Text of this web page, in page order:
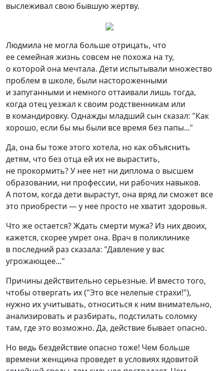
выслеживал свою бывшую жертву.
Людмила не могла больше отрицать, что
ее семейная жизнь совсем не похожа на ту,
о которой она мечтала. Дети испытывали множество
проблем в школе, были настороженными
и запуганными и немного оттаивали лишь тогда,
когда отец уезжал к своим родственникам или
в командировку. Однажды младший сын сказал: "Как
хорошо, если бы мы были все время без папы..."
Да, она бы тоже этого хотела, но как объяснить
детям, что без отца ей их не вырастить,
не прокормить? У нее нет ни диплома о высшем
образовании, ни профессии, ни рабочих навыков.
А потом, когда дети вырастут, она вряд ли сможет все
это приобрести — у нее просто не хватит здоровья.
Что же остается? Ждать смерти мужа? Из них двоих,
кажется, скорее умрет она. Врач в поликлинике
в последний раз сказала: "Давление у вас
угрожающее..."
Причины действительно серьезные. И вместо того,
чтобы отвергать их ("Это все нелепые страхи!"),
нужно их учитывать, относиться к ним внимательно,
анализировать и разбирать, подстилать соломку
там, где это возможно. Да, действие бывает опасно.
Но ведь бездействие опасно тоже! Чем больше
времени женщина проведет в условиях ядовитой